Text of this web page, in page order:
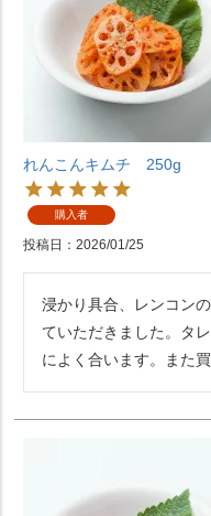
れんこんキムチ 250g
購入者
投稿日 2026/01/25
浸かり具合、レンコン
ていただきました。タ
によく合います。また買